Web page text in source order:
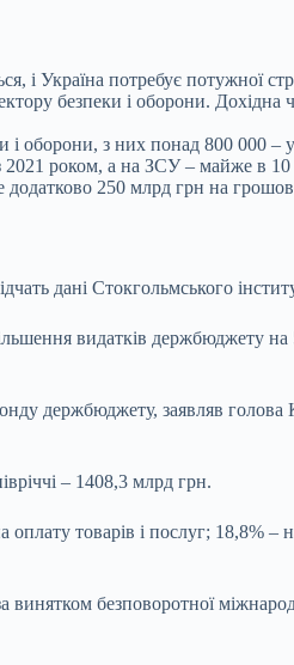
Україна потребує потужної
безпеки і оборони.
і оборони, з них понад 800 000
2021 роком, а на ЗСУ – майже в
250 млрд грн на
дані Стокгольмського
видатків держбюджету
держбюджету, заявляв
– 1408,3 млрд грн.
товарів і послуг; 18,8% –
безповоротної